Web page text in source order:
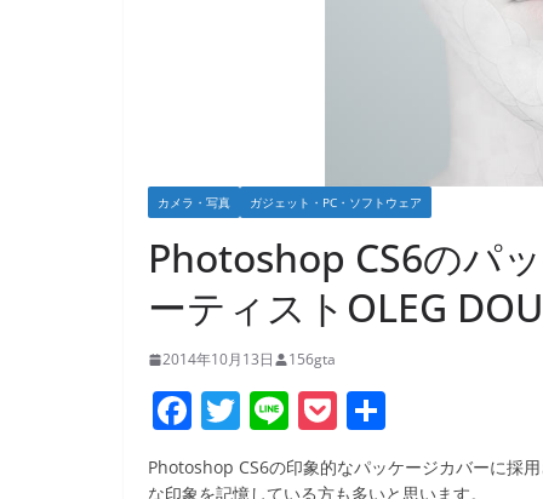
カメラ・写真 ガジェット・PC・ソフトウェア
Photoshop CS6のパ
ーティストOLEG
2014年10月13日 156gta
F
a
c
T
w
itt
Li
n
e
P
o
ck
有
Photoshop CS6の印象的なパッケージカバーに採
な印象を記憶している方も多いと思います。